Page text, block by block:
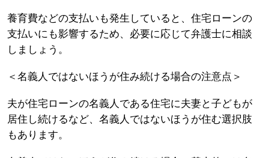
養育費などの支払いも発生していると、住宅ローンの
支払いにも影響するため、必要に応じて弁護士に相談
しましょう。
＜名義人ではないほうが住み続ける場合の注意点＞
夫が住宅ローンの名義人である住宅に夫妻と子どもが
居住し続けるなど、名義人ではないほうが住む選択肢
もあります。